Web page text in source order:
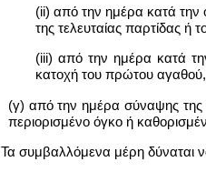
(ii) από την ημέρα κατά την
της τελευταίας παρτίδας
(iii) από την ημέρα κατά
κατοχή του πρώτου
(γ) από την ημέρα σύναψης της
περιορισμένο όγκο ή
συμβαλλόμενα μέρη δύναται